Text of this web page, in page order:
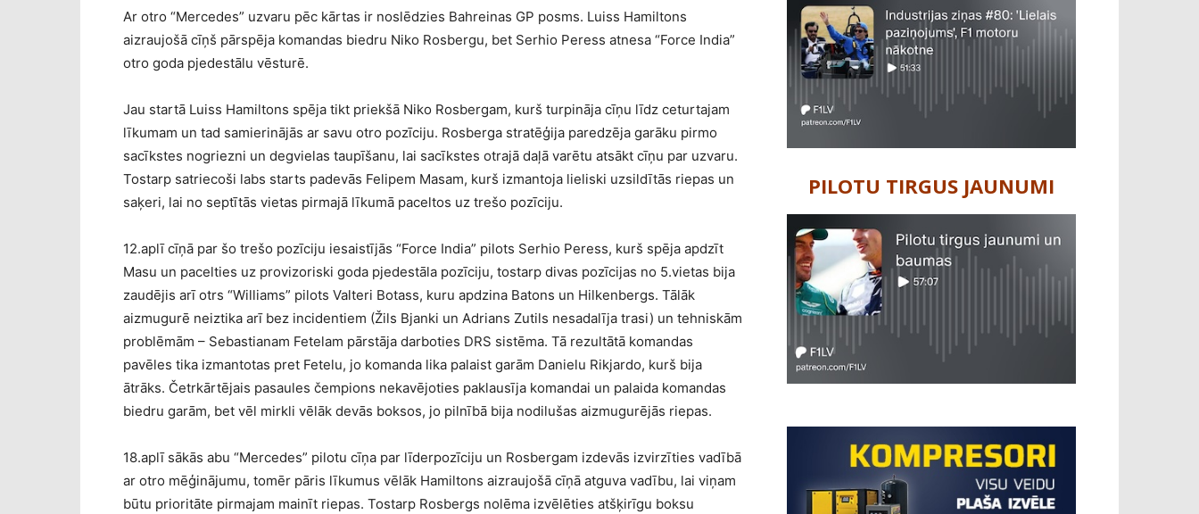
Ar otro “Mercedes” uzvaru pēc kārtas ir noslēdzies Bahreinas GP posms. Luiss Hamiltons
aizraujošā cīņš pārspēja komandas biedru Niko Rosbergu, bet Serhio Peress atnesa “Force India”
otro goda pjedestālu vēsturē.
Jau startā Luiss Hamiltons spēja tikt priekšā Niko Rosbergam, kurš turpināja cīņu līdz ceturtajam
līkumam un tad samierinājās ar savu otro pozīciju. Rosberga stratēģija paredzēja garāku pirmo
sacīkstes nogriezni un degvielas taupīšanu, lai sacīkstes otrajā daļā varētu atsākt cīņu par uzvaru.
Tostarp satriecoši labs starts padevās Felipem Masam, kurš izmantoja lieliski uzsildītās riepas un
saķeri, lai no septītās vietas pirmajā līkumā paceltos uz trešo pozīciju.
12.aplī cīņā par šo trešo pozīciju iesaistījās “Force India” pilots Serhio Peress, kurš spēja apdzīt
Masu un pacelties uz provizoriski goda pjedestāla pozīciju, tostarp divas pozīcijas no 5.vietas bija
zaudējis arī otrs “Williams” pilots Valteri Botass, kuru apdzina Batons un Hilkenbergs. Tālāk
aizmugurē neiztika arī bez incidentiem (Žils Bjanki un Adrians Zutils nesadalīja trasi) un tehniskām
problēmām – Sebastianam Fetelam pārstāja darboties DRS sistēma. Tā rezultātā komandas
pavēles tika izmantotas pret Fetelu, jo komanda lika palaist garām Danielu Rikjardo, kurš bija
ātrāks. Četrkārtējais pasaules čempions nekavējoties paklausīja komandai un palaida komandas
biedru garām, bet vēl mirkli vēlāk devās boksos, jo pilnībā bija nodilušas aizmugurējās riepas.
18.aplī sākās abu “Mercedes” pilotu cīņa par līderpozīciju un Rosbergam izdevās izvirzīties vadībā
ar otro mēģinājumu, tomēr pāris līkumus vēlāk Hamiltons aizraujošā cīņā atguva vadību, lai viņam
būtu prioritāte pirmajam mainīt riepas. Tostarp Rosbergs nolēma izvēlēties atšķirīgu boksu
PILOTU TIRGUS JAUNUMI